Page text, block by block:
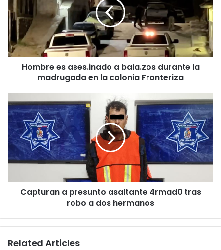
bala.zos
durante
la
madrugada
en
Hombre es ases.inado a bala.zos durante la
madrugada en la colonia Fronteriza
a
presunto
asaltante
4rmad0
tras
robo
dos
hermanos
Capturan a presunto asaltante 4rmad0 tras
robo a dos hermanos
Related Articles